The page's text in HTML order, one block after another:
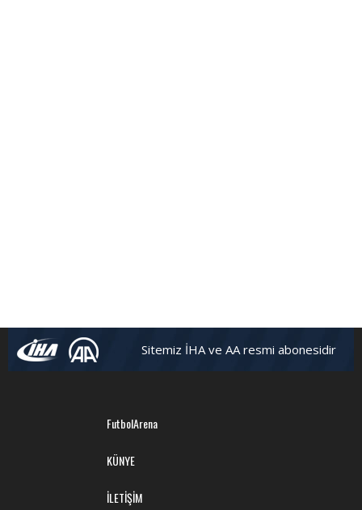
Sitemiz İHA ve AA resmi abonesidir
FutbolArena
KÜNYE
İLETİŞİM